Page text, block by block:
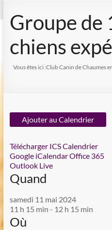
Groupe de
chiens
Vous êtes ici :Club Canin de Chaumes
Ajouter au Calendrier
Télécharger ICSCalendrier
Google iCalendarOffice 365
Outlook Live
Quand
samedi 11 mai 2024
11 h 15 min - 12 h 15 min
Où